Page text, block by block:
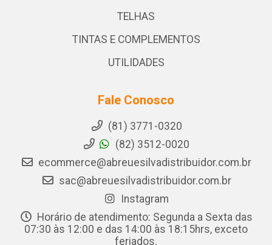
TELHAS
TINTAS E COMPLEMENTOS
UTILIDADES
Fale Conosco
(81) 3771-0320
(82) 3512-0020
ecommerce@abreuesilvadistribuidor.com.br
sac@abreuesilvadistribuidor.com.br
Instagram
Horário de atendimento: Segunda a Sexta das
07:30 às 12:00 e das 14:00 às 18:15hrs, exceto
feriados.